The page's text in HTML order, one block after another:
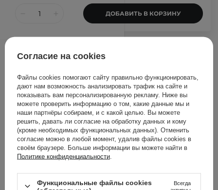
ДОБАВИТЬ В КОРЗИНУ
Другие клиенты также
Согласие на cookies
Файлы cookies помогают сайту правильно функционировать,
дают нам возможность анализировать трафик на сайте и
показывать вам персонализированную рекламу. Ниже вы
можете проверить информацию о том, какие данные мы и
наши партнёры собираем, и с какой целью. Вы можете
решить, давать ли согласие на обработку данных и кому
(кроме необходимых функциональных данных). Отменить
согласие можно в любой момент, удалив файлы cookies в
своём браузере. Больше информации вы можете найти в
Политике конфиденциальности
Функциональные файлы cookies
Всегда